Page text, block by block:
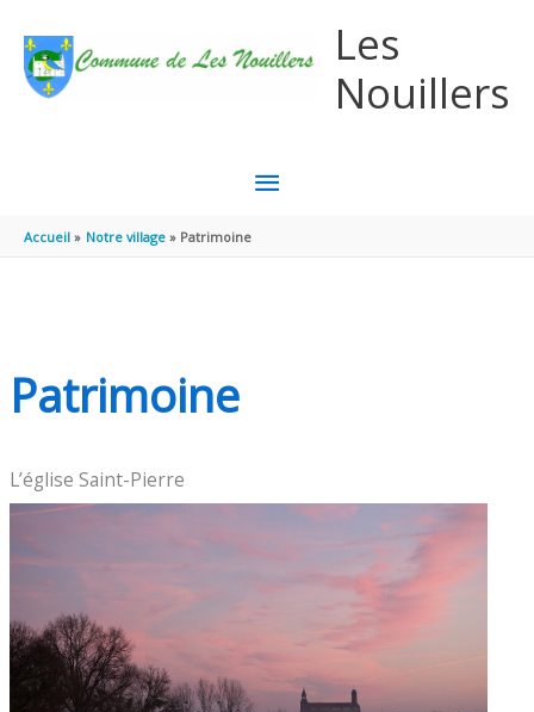
Les
Nouillers
MENU
PRINCIPAL
Accueil Notre village Patrimoine
Patrimoine
L’église Saint-Pierre